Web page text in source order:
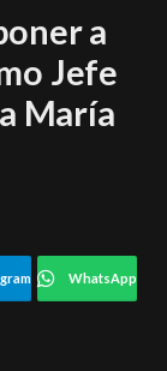
a
Jefe
María
WhatsApp